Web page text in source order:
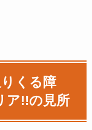
くる障
ア!!の見所